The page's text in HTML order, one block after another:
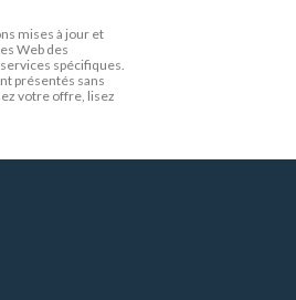
mises à jour et
Web des
spécifiques.
présentés sans
votre offre, lisez